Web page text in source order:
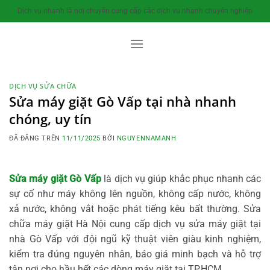
Chuyển
đến
Dịch vụ nhanh là nơi chuyên cung cấp các dịch vụ nhanh chuyên nghiệp
DỊCH VỤ SỬA CHỮA
Sửa máy giặt Gò Vấp tại nhà nhanh
chóng, uy tín
ĐÃ ĐĂNG TRÊN 11/11/2025 BỞI NGUYENNAMANH
Sửa máy giặt Gò Vấplà dịch vụ giúp khắc phục nhanh các
sự cố như máy không lên nguồn, không cấp nước, không
xả nước, không vắt hoặc phát tiếng kêu bất thường. Sửa
chữa máy giặt Hà Nội cung cấp dịch vụ sửa máy giặt tại
nhà Gò Vấp với đội ngũ kỹ thuật viên giàu kinh nghiệm,
kiểm tra đúng nguyên nhân, báo giá minh bạch và hỗ trợ